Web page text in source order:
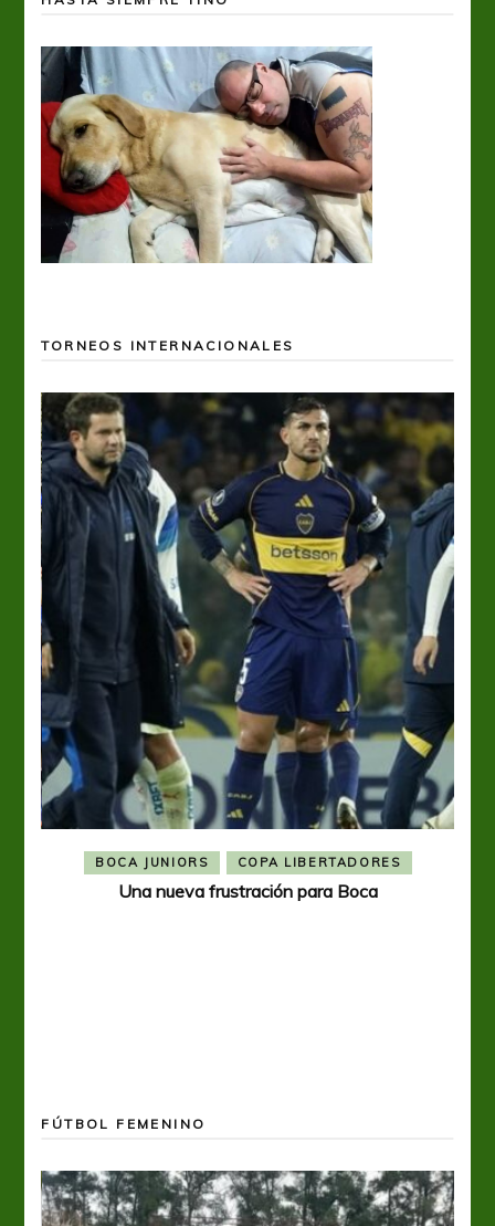
TORNEOS INTERNACIONALES
BOCA JUNIORS COPA LIBERTADORES
Una nueva frustración para Boca
FÚTBOL FEMENINO